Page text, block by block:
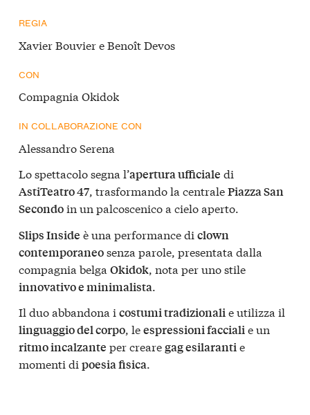
REGIA
Xavier Bouvier e Benoît Devos
CON
Compagnia Okidok
IN COLLABORAZIONE CON
Alessandro Serena
Lo spettacolo segna l’apertura ufficiale di
AstiTeatro 47, trasformando la centralePiazza San
Secondoin un palcoscenico a cielo aperto.
Slips Inside è una performance di clown
contemporaneosenza parole, presentata dalla
compagnia belga Okidok, nota per uno stile
innovativo e minimalista.
Il duo abbandona i costumi tradizionalie utilizza il
linguaggio del corpo, leespressioni faccialie un
ritmo incalzante per crearegag esilarantie
momenti di poesia fisica.